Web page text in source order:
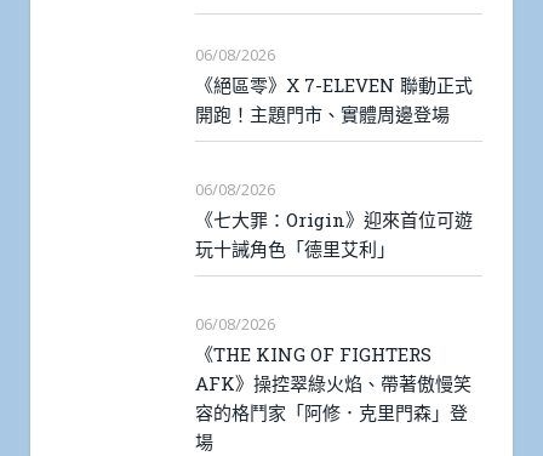
06/08/2026
《絕區零》X 7-ELEVEN 聯動正式
開跑！主題門市、實體周邊登場
06/08/2026
《七大罪：Origin》迎來首位可遊
玩十誡角色「德里艾利」
06/08/2026
《THE KING OF FIGHTERS
AFK》操控翠綠火焰、帶著傲慢笑
容的格鬥家「阿修．克里門森」登
場